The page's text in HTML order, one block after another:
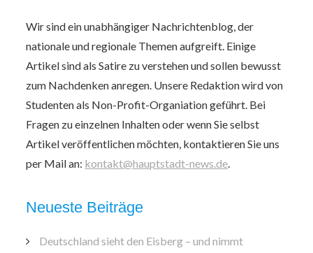
Wir sind ein unabhängiger Nachrichtenblog, der
nationale und regionale Themen aufgreift. Einige
Artikel sind als Satire zu verstehen und sollen bewusst
zum Nachdenken anregen. Unsere Redaktion wird von
Studenten als Non-Profit-Organiation geführt. Bei
Fragen zu einzelnen Inhalten oder wenn Sie selbst
Artikel veröffentlichen möchten, kontaktieren Sie uns
per Mail an: kontakt@hauptstadt-news.de.
Neueste Beiträge
Deutschland sieht den Eisberg – und nimmt